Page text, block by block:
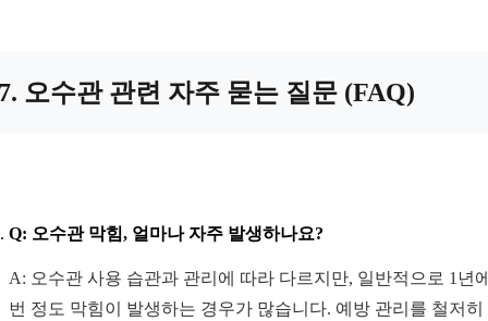
오수관 관련 자주 묻는 질문 (FAQ)
Q: 오수관 막힘, 얼마나 자주 발생하나요?
A: 오수관 사용 습관과 관리에 따라 다르지만, 일반적으로 1년
번 정도 막힘이 발생하는 경우가 많습니다. 예방 관리를 철저히